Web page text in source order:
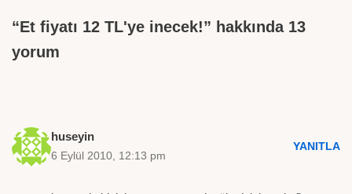
“Et fiyatı 12 TL'ye inecek!” hakkında 13
yorum
huseyin
6 Eylül 2010, 12:13 pm
YANITLA